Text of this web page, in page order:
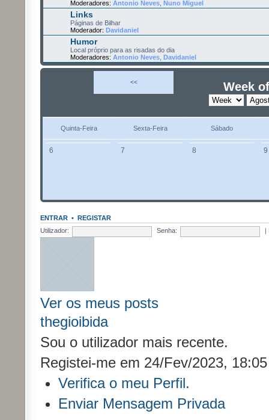
Moderadores: Antonio Neves Nuno Miguel
Links
Páginas de Bilhar
Moderador: Davidaniel
Humor
Local próprio para as risadas do dia
Moderadores: Antonio Neves Davidaniel
<< Week
Quinta-Feira Sexta-Feira Sábado
6 7 8 9
ENTRAR • REGISTAR
Utilizador:
Senha:
Ver os meus posts
thegioibida
Sou o utilizador mais recente.
Registei-me em 24/Fev/2023, 18:05
Verifica o meu Perfil.
Enviar Mensagem Privada